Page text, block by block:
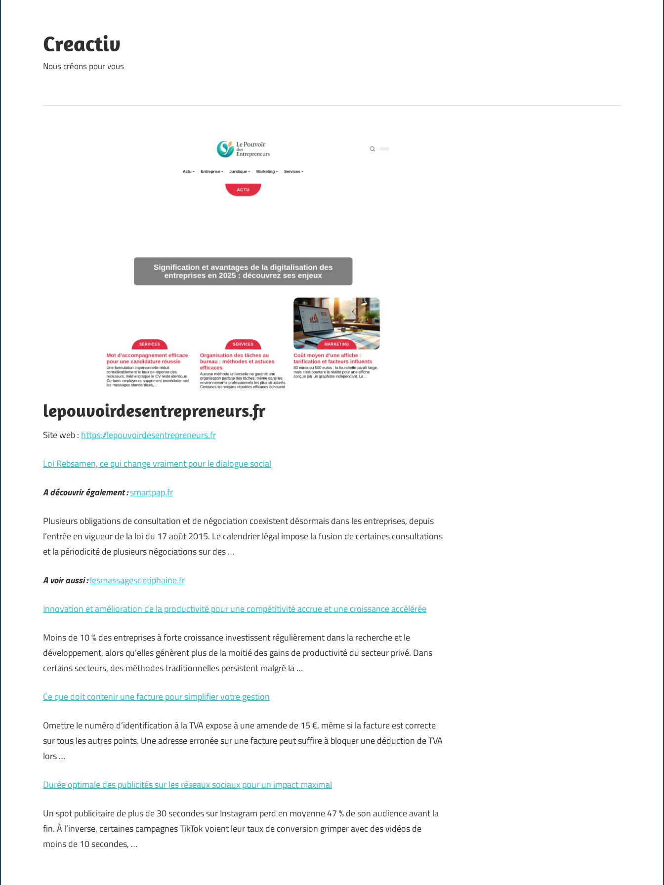
content
Creactiv
Nous créons pour vous
lepouvoirdesentrepreneurs.fr
Site web : https://lepouvoirdesentrepreneurs.fr
Loi Rebsamen, ce qui change vraiment pour le dialogue social
A découvrir également :smartpap.fr
Plusieurs obligations de consultation et de négociation coexistent désormais dans les entreprises, depuis
l’entrée en vigueur de la loi du 17 août 2015. Le calendrier légal impose la fusion de certaines consultations
et la périodicité de plusieurs négociations sur des …
A voir aussi :lesmassagesdetiphaine.fr
Innovation et amélioration de la productivité pour une compétitivité accrue et une croissance accélérée
Moins de 10 % des entreprises à forte croissance investissent régulièrement dans la recherche et le
développement, alors qu’elles génèrent plus de la moitié des gains de productivité du secteur privé. Dans
certains secteurs, des méthodes traditionnelles persistent malgré la …
Ce que doit contenir une facture pour simplifier votre gestion
Omettre le numéro d’identification à la TVA expose à une amende de 15 €, même si la facture est correcte
sur tous les autres points. Une adresse erronée sur une facture peut suffire à bloquer une déduction de TVA
lors …
Durée optimale des publicités sur les réseaux sociaux pour un impact maximal
Un spot publicitaire de plus de 30 secondes sur Instagram perd en moyenne 47 % de son audience avant la
fin. À l’inverse, certaines campagnes TikTok voient leur taux de conversion grimper avec des vidéos de
moins de 10 secondes, …